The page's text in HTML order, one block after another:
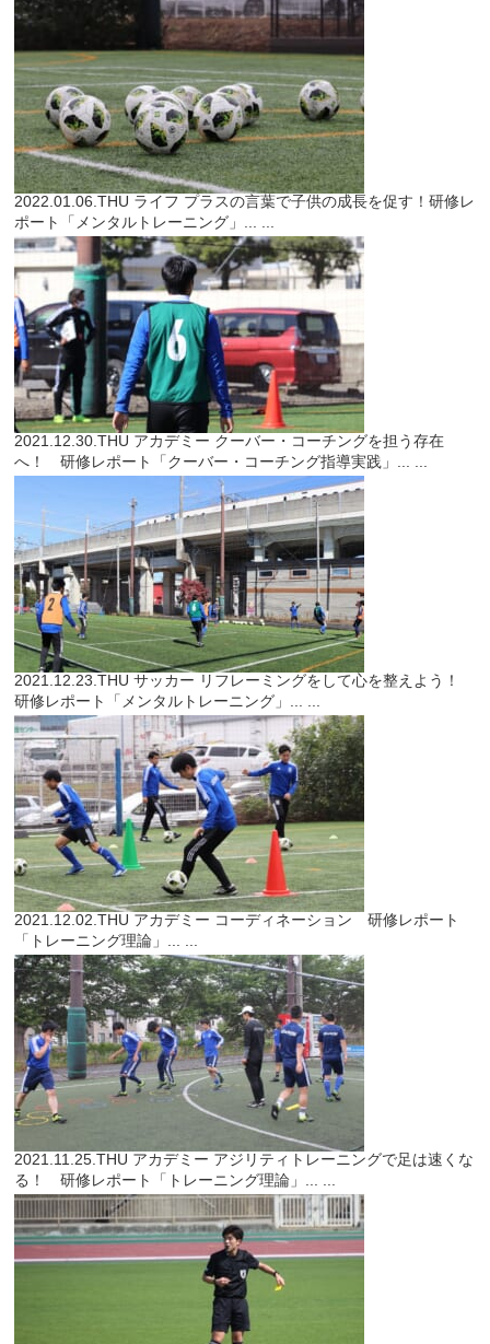
2022.01.06.THU ライフ プラスの言葉で子供の成長を促す！研修レ
ポート「メンタルトレーニング」... ...
2021.12.30.THU アカデミー クーバー・コーチングを担う存在
へ！ 研修レポート「クーバー・コーチング指導実践」... ...
2021.12.23.THU サッカー リフレーミングをして心を整えよう！
研修レポート「メンタルトレーニング」... ...
2021.12.02.THU アカデミー コーディネーション 研修レポート
「トレーニング理論」... ...
2021.11.25.THU アカデミー アジリティトレーニングで足は速くな
る！ 研修レポート「トレーニング理論」... ...